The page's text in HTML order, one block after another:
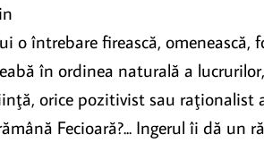
întrebare firească, omenească,
în ordinea naturală a
orice pozitivist sau raţionalist
Fecioară?... Ingerul îi dă un